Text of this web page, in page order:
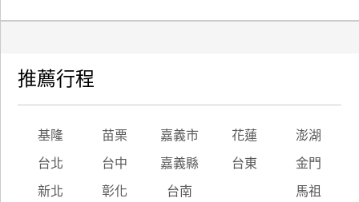
推薦行程
基隆 苗栗 嘉義市 花蓮 澎湖
台北 台中 嘉義縣 台東 金門
新北 彰化 台南 馬祖